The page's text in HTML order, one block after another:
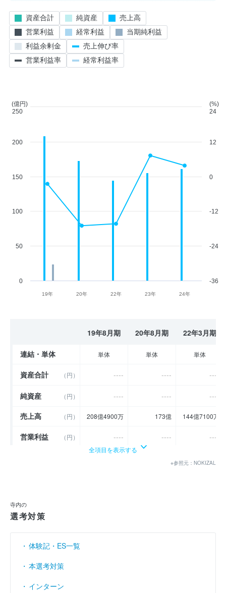
19年 20年 22年 23年 24年
0
50
100
150
200
(億円)
250
-36
-24
-12
0
12
(%)
24
資産合計 純資産
売上高
営業利益
経常利益
当期純利益
利益余剰金
売上伸び率
営業利益率
経常利益率
19年8月期 20年8月期 22年3月期
連結・単体 単体 単体 単体
資産合計 （円） ---- ---- ----
純資産 （円） ---- ----
----
売上高
（円） 208億4900万 173億 144億7100万
営業利益 （円） ---- ---- ----
売上伸び率
営業利益率 （％）
経常利益率 （％）
全項目を表示する
※参照元：NOKIZAL
寺内の
選考対策
体験記・ES一覧
本選考対策
インターン